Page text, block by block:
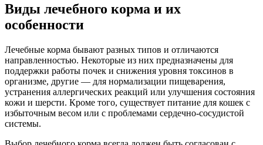
Виды лечебного корма и их
особенности
Лечебные корма бывают разных типов и отличаются
направленностью. Некоторые из них предназначены для
поддержки работы почек и снижения уровня токсинов в
организме, другие — для нормализации пищеварения,
устранения аллергических реакций или улучшения состояния
кожи и шерсти. Кроме того, существует питание для кошек с
избыточным весом или с проблемами сердечно-сосудистой
системы.